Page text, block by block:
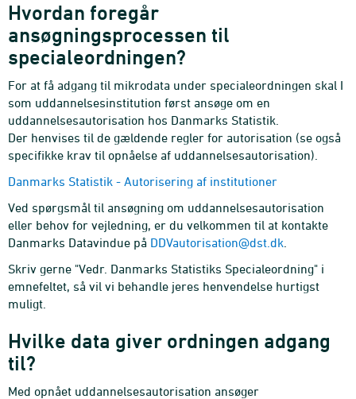
Hvordan foregår
ansøgningsprocessen til
specialeordningen?
For at få adgang til mikrodata under specialeordningen skal I
som uddannelsesinstitution først ansøge om en
uddannelsesautorisation hos Danmarks Statistik.
Der henvises til de gældende regler for autorisation (se også
specifikke krav til opnåelse af uddannelsesautorisation).
Danmarks Statistik - Autorisering af institutioner
Ved spørgsmål til ansøgning om uddannelsesautorisation
eller behov for vejledning, er du velkommen til at kontakte
Danmarks Datavindue på DDVautorisation@dst.dk
Skriv gerne "Vedr. Danmarks Statistiks Specialeordning" i
emnefeltet, så vil vi behandle jeres henvendelse hurtigst
muligt.
Hvilke data giver ordningen adgang
til?
Med opnået uddannelsesautorisation ansøger